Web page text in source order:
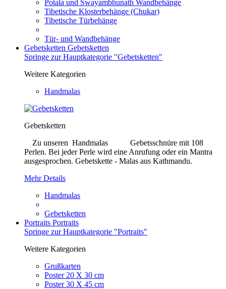
Potala und Swayambhunath Wandbehänge
Tibetische Klosterbehänge (Chukar)
Tibetische Türbehänge
Tür- und Wandbehänge
Gebetsketten Gebetsketten
Springe zur Hauptkategorie "Gebetsketten"
Weitere Kategorien
Handmalas
Gebetsketten
Zu unseren Handmalas Gebetsschnüre mit 108
Perlen. Bei jeder Perle wird eine Anrufung oder ein Mantra
ausgesprochen. Gebetskette - Malas aus Kathmandu.
Mehr Details
Handmalas
Gebetsketten
Portraits Portraits
Springe zur Hauptkategorie "Portraits"
Weitere Kategorien
Grußkarten
Poster 20 X 30 cm
Poster 30 X 45 cm